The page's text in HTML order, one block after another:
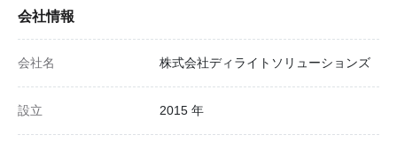
会社情報
会社名 株式会社ディライトソリューションズ
設立 2015 年